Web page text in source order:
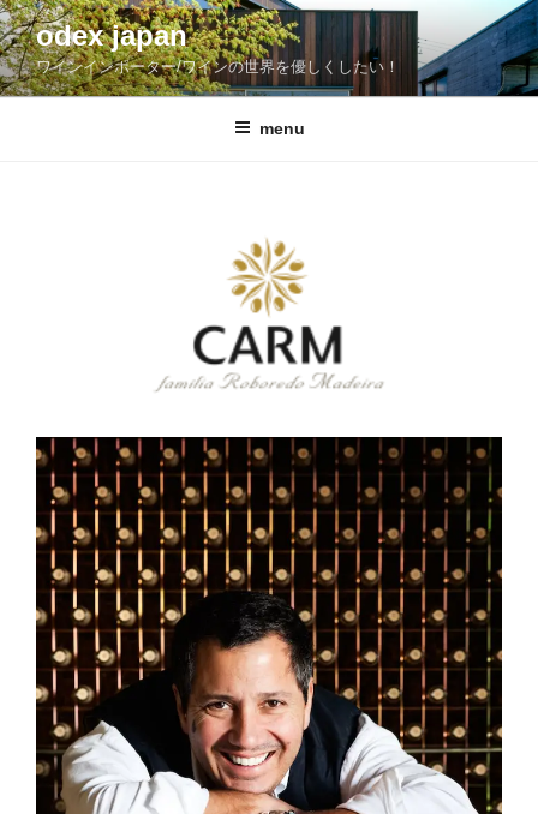
コ
ン
テ
ン
odex japan
ワインインポーター/ワインの世界を優しくしたい！
menu